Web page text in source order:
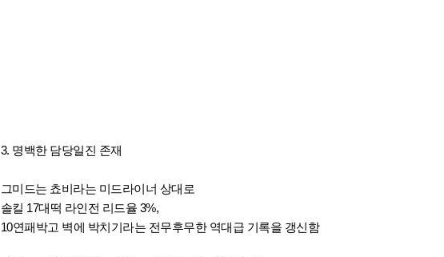
3. 명백한 담당일진 존재
그미드는 쵸비라는 미드라이너 상대로
솔킬 17대떡 라인전 리드율 3%,
10연패박고 벽에 박치기라는 전무후무한 역대급 기록을 갱신함